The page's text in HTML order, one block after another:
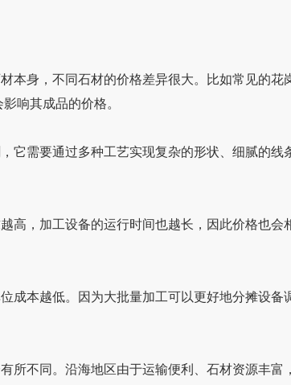
，不同石材的价格差异很大。比如常见的花岗岩
响其成品的价格。
它需要通过多种工艺实现复杂的形状、细腻的线条和
，加工设备的运行时间也越长，因此价格也会相
位成本越低。因为大批量加工可以更好地分摊设备
同。沿海地区由于运输便利、石材资源丰富